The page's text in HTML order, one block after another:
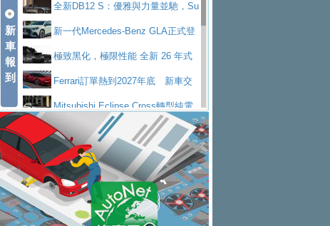
駕，MAZDA CX-90 33T AWD Premium Ca
ptain Seat
EV
技的座駕! Ford Territory中型油電休旅
SO Super Great今日在台登場，結合先進安
全輔助科技
ntis四品牌經銷權，全新多品牌旗艦展示中
心開幕啟用
屏東特搜大隊再添新利器 SITRAK
救助器材車買氣不衰、SUZUKI經銷商勇於開啟
全新大店，新北都鈴木占地500坪土城旗艦
展示中心開幕
2025第七屆ISUZU運轉職人挑戰賽
熱血登場 展現極致車技與專業職人精神
H2GP世界總決賽圓滿落幕 台灣團
隊表現精彩淨零減碳指標性應用 純電動水泥預
新
車
報
到
全新DB12 S：優雅與力量並馳，Su
per Tourer的顛峰之作
新一代Mercedes-Benz GLA正式登
場 續航最高657公里、支援320kW快充
極致黑化，極限性能 全新 26 年式
DEFENDER OCTA BLACK 限量登台
Ferrari訂單熱到2027年底 新車交
付至少得等一年以上
Mitsubishi Eclipse Cross轉型純電
休旅 87kWh電池續航超過600公里
全新BMW 318i Touring豪華旅行車
全台限量200台 進化現型
不等零關稅的紅利，Jeep品牌今日
起展開首批車交車
Volvo EX60 即將叩關，靜肅性、底
盤與數位介面搶先揭露
Audi Q9 將於 2026 年底上市 旗艦